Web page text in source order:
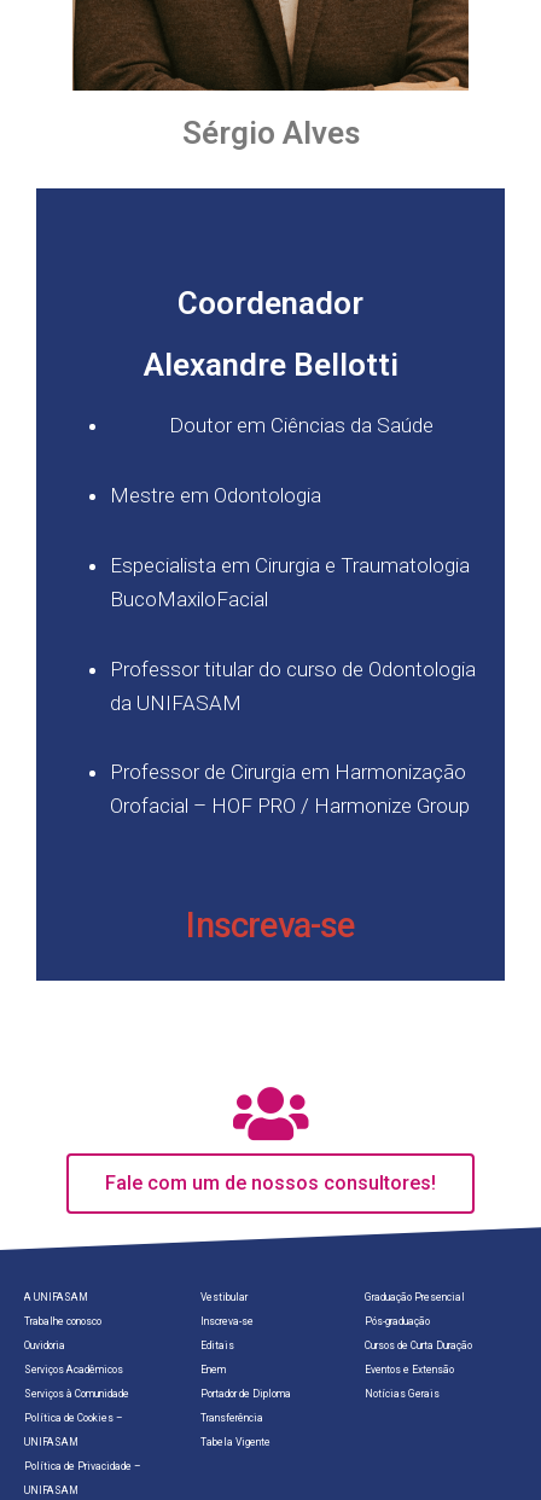
Sérgio Alves
Coordenador
Alexandre Bellotti
Doutor em Ciências da Saúde
Mestre em Odontologia
Especialista em Cirurgia e Traumatologia
BucoMaxiloFacial
Professor titular do curso de Odontologia
da UNIFASAM
Professor de Cirurgia em Harmonização
Orofacial – HOF PRO / Harmonize Group
Inscreva-se
Fale com um de nossos consultores!
A UNIFASAM
Trabalhe conosco
Ouvidoria
Serviços Acadêmicos
Serviços à Comunidade
Política de Cookies –
UNIFASAM
Política de Privacidade –
UNIFASAM
Vestibular
Inscreva-se
Editais
Enem
Portador de Diploma
Transferência
Tabela Vigente
Graduação Presencial
Pós-graduação
Cursos de Curta Duração
Eventos e Extensão
Notícias Gerais